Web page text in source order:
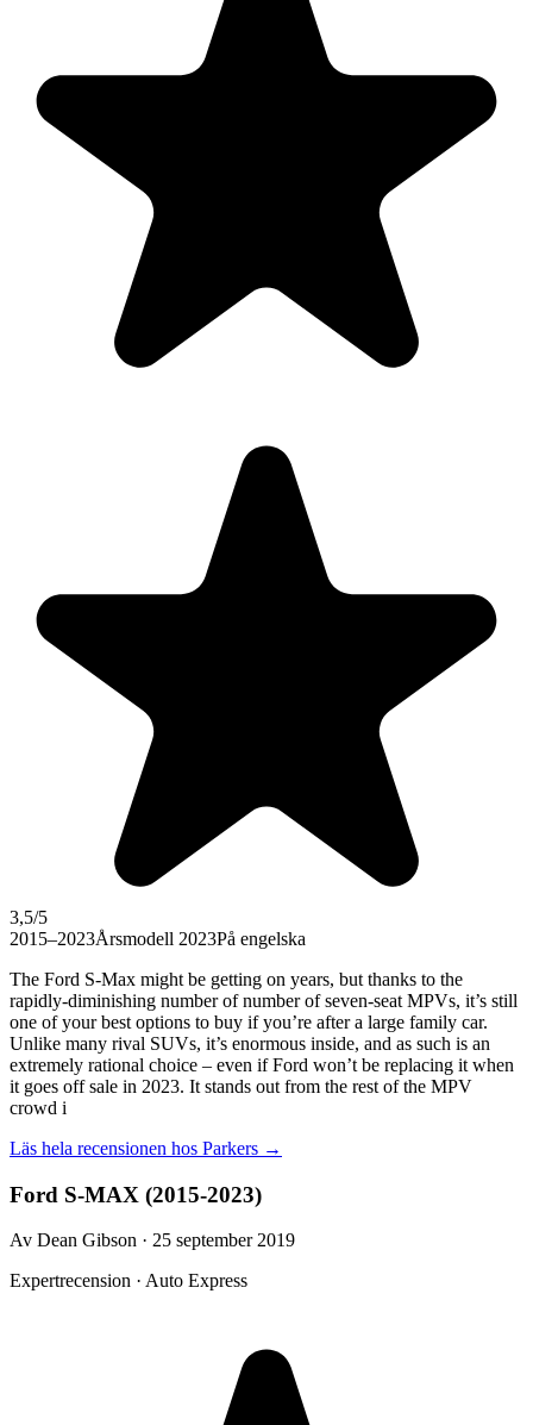
3,5/5
2015–2023Årsmodell 2023På engelska
The Ford S-Max might be getting on years, but thanks to the
rapidly-diminishing number of number of seven-seat MPVs, it’s still
one of your best options to buy if you’re after a large family car.
Unlike many rival SUVs, it’s enormous inside, and as such is an
extremely rational choice – even if Ford won’t be replacing it when
it goes off sale in 2023. It stands out from the rest of the MPV
crowd i
Läs hela recensionen hos Parkers →
Ford S-MAX (2015-2023)
Av Dean Gibson · 25 september 2019
Expertrecension · Auto Express